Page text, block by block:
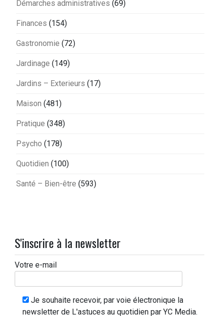
Démarches administratives (69)
Finances (154)
Gastronomie (72)
Jardinage (149)
Jardins – Exterieurs (17)
Maison (481)
Pratique (348)
Psycho (178)
Quotidien (100)
Santé – Bien-être (593)
S'inscrire à la newsletter
Votre e-mail
Je souhaite recevoir, par voie électronique la
newsletter de L'astuces au quotidien par YC Media.